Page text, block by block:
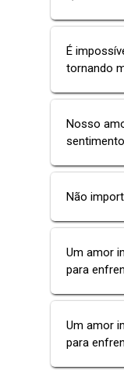
É
tornando
Nosso
Não
Um amor
para
Um amor
para